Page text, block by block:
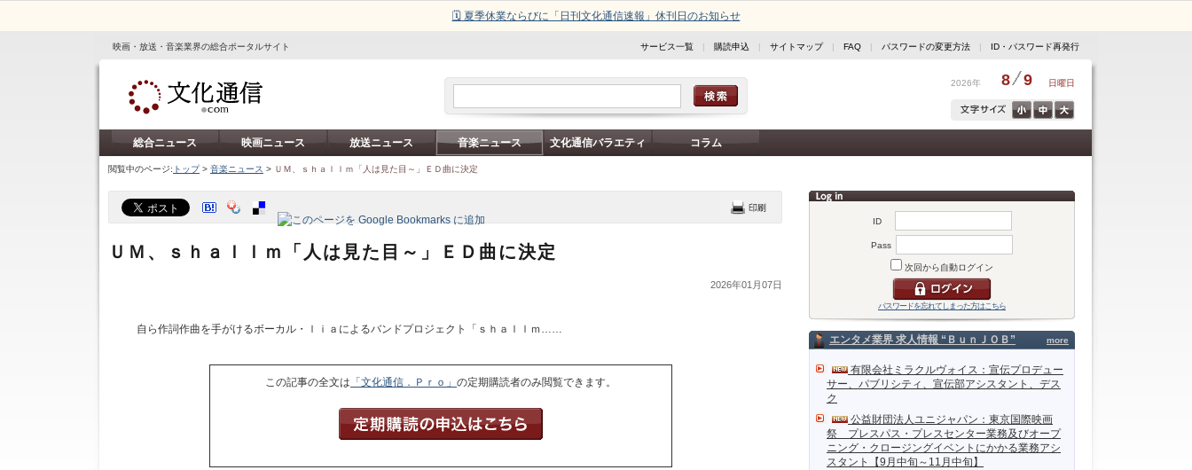
🗓️ 夏季休業ならびに「日刊文化通信速報」休刊日のお知らせ
映画・放送・音楽業界の総合ポータルサイト サービス一覧 | 購読申込 | サイトマップ| FAQ | パスワードの変更方法 | ID・パスワード再発行
2026年 8 9 日曜日
総合ニュース 映画ニュース 放送ニュース 音楽ニュース 文化通信バラエティ コラム
閲覧中のページ: トップ> 音楽ニュース > ＵＭ、ｓｈａｌｌｍ「人は見た目～」ＥＤ曲に決定
ID
Pass
次回から自動ログイン
パスワードを忘れてしまった方はこちら
more
エンタメ業界 求人情報 “ＢｕｎＪＯＢ”
有限会社ミラクルヴォイス：宣伝プロデュー
サー、パブリシティ、宣伝部アシスタント、デス
ク
公益財団法人ユニジャパン：東京国際映画
祭 プレスパス・プレスセンター業務及びオープ
ニング・クロージングイベントにかかる業務アシ
スタント【9月中旬～11月中旬】
ＵＭ、ｓｈａｌｌｍ「人は見た目～」ＥＤ曲に決定
2026年01月07日
自ら作詞作曲を手がけるボーカル・ｌｉａによるバンドプロジェクト「ｓｈａｌｌｍ……
この記事の全文は 「文化通信．Ｐｒｏ」 の定期購読者のみ閲覧できます。